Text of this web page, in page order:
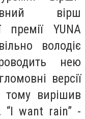
вірш
премії YUNA
володіє
нею
версії
тому вирішив
“I want rain” -